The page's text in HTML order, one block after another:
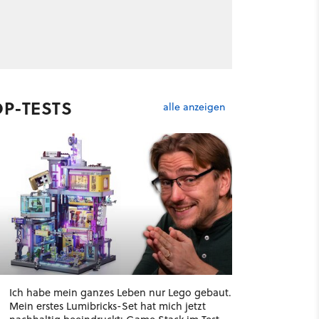
TESTS alle anzeigen
Ich habe mein ganzes Leben nur Lego gebaut.
Mein erstes Lumibricks-Set hat mich jetzt